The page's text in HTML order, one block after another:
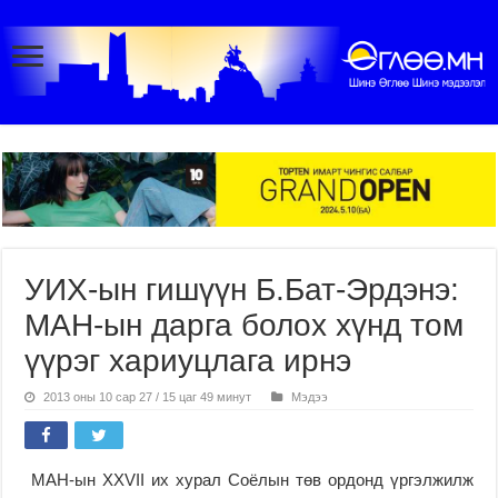
УИХ-ын гишүүн Б.Бат-Эрдэнэ:
МАН-ын дарга болох хүнд том
үүрэг хариуцлага ирнэ
2013 оны 10 сар 27 / 15 цаг 49 минут Мэдээ
МАН-ын XXVII их хурал Соёлын төв ордонд үргэлжилж